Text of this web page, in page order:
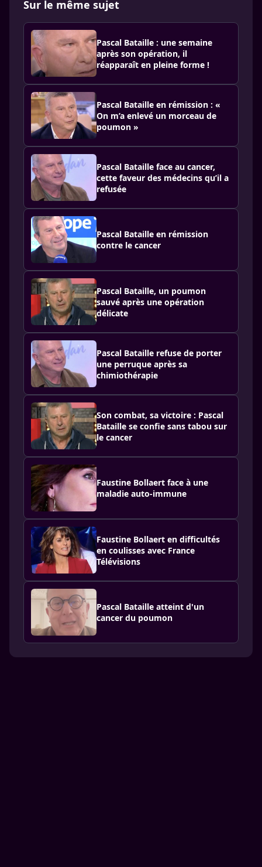
Sur le même sujet
Pascal Bataille : une semaine
après son opération, il
réapparaît en pleine forme !
Pascal Bataille en rémission : «
On m’a enlevé un morceau de
poumon »
Pascal Bataille face au cancer,
cette faveur des médecins qu’il a
refusée
Pascal Bataille en rémission
contre le cancer
Pascal Bataille, un poumon
sauvé après une opération
délicate
Pascal Bataille refuse de porter
une perruque après sa
chimiothérapie
Son combat, sa victoire : Pascal
Bataille se confie sans tabou sur
le cancer
Faustine Bollaert face à une
maladie auto-immune
Faustine Bollaert en difficultés
en coulisses avec France
Télévisions
Pascal Bataille atteint d'un
cancer du poumon